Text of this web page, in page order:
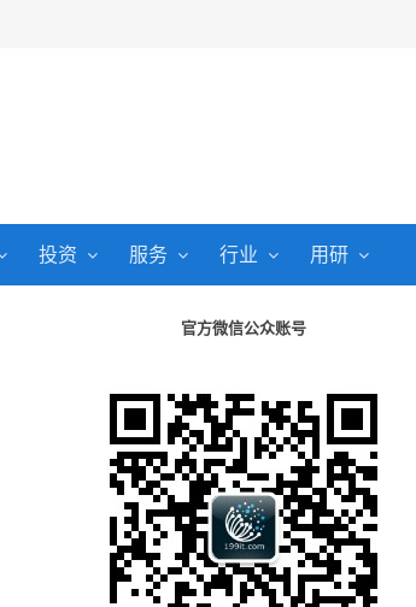
投资 服务 行业 用研
官方微信公众账号